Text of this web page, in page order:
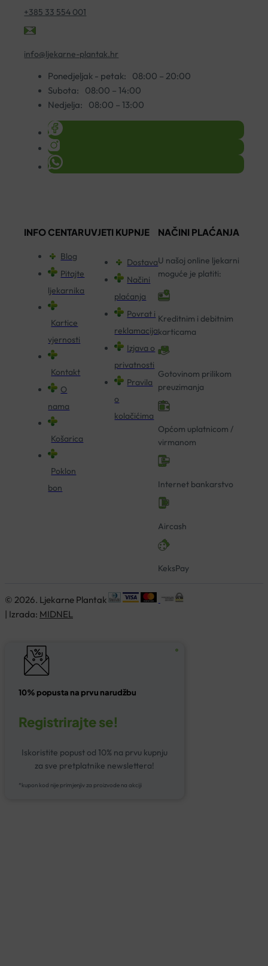
+385 33 554 001
info@ljekarne-plantak.hr
Ponedjeljak - petak:
08:00 – 20:00
Subota:
08:00 – 14:00
Nedjelja:
08:00 – 13:00
INFO CENTAR
Blog
Pitajte
ljekarnika
Kartice
vjernosti
Kontakt
O
nama
Košarica
Poklon
bon
UVJETI KUPNJE
Dostava
Načini
plaćanja
Povrat i
reklamacija
Izjava o
privatnosti
Pravila
o
kolačićima
NAČINI PLAĆANJA
U našoj online ljekarni
moguće je platiti:
Kreditnim i debitnim
karticama
Gotovinom prilikom
preuzimanja
Općom uplatnicom /
virmanom
Internet bankarstvo
Aircash
KeksPay
© 2026. Ljekarne Plantak
| Izrada: MIDNEL
10% popusta na prvu narudžbu
Registrirajte se!
Iskoristite popust od 10% na prvu kupnju
za sve pretplatnike newslettera!
*kupon kod nije primjenjiv za proizvode na akciji